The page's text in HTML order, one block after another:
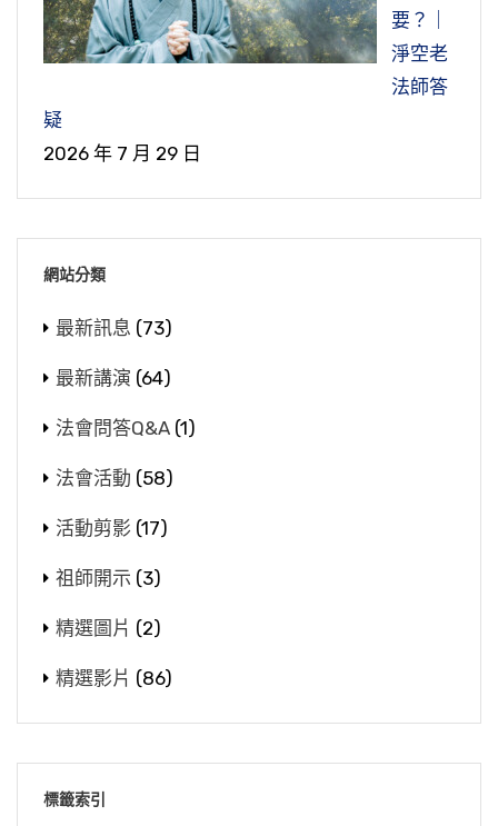
要？｜
淨空老
法師答
疑
2026 年 7 月 29 日
網站分類
最新訊息 (73)
最新講演 (64)
法會問答Q&A (1)
法會活動 (58)
活動剪影 (17)
祖師開示 (3)
精選圖片 (2)
精選影片 (86)
標籤索引